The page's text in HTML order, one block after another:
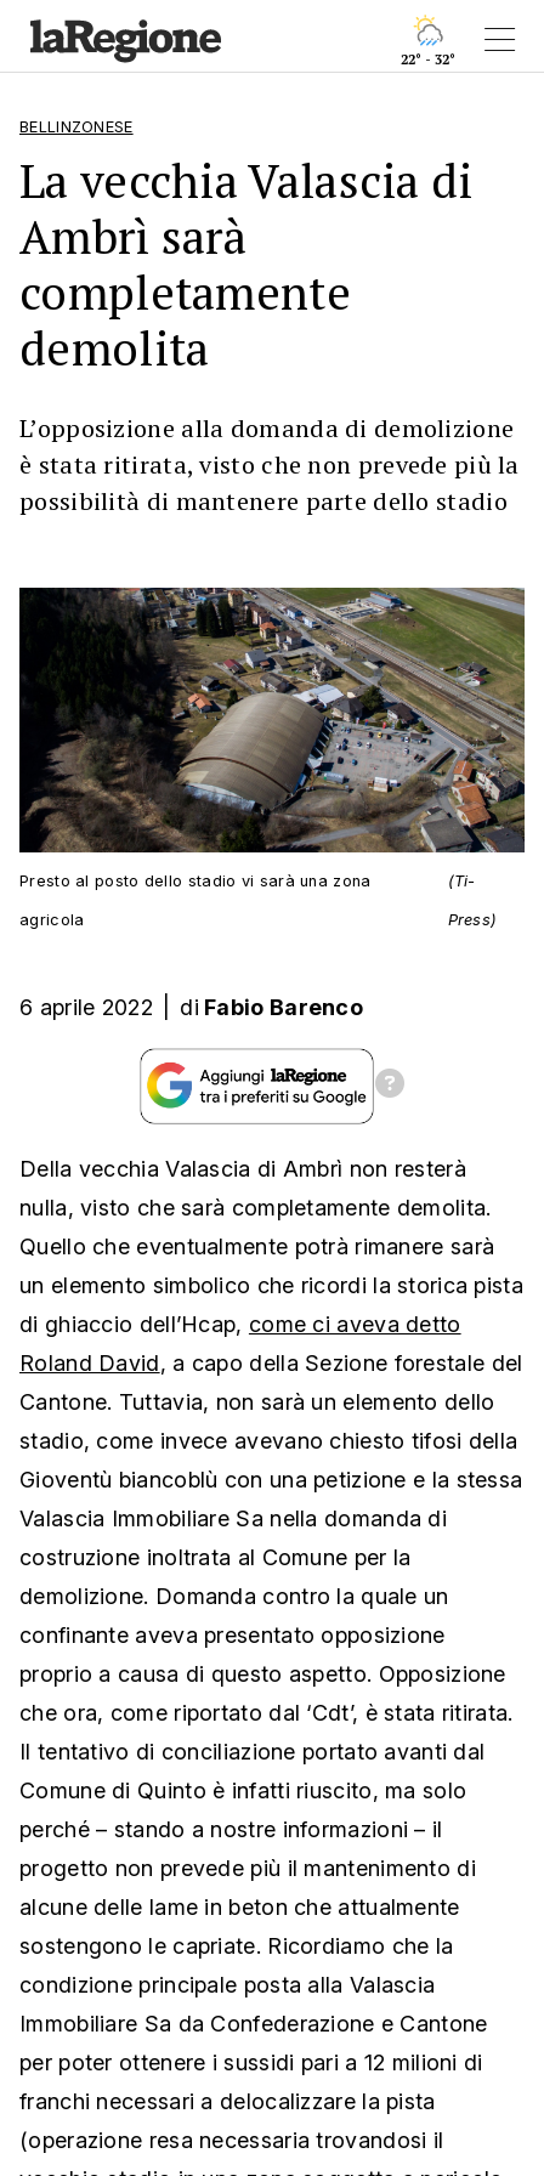
22° - 32°
BELLINZONESE
La vecchia Valascia di
Ambrì sarà
completamente
demolita
L’opposizione alla domanda di demolizione
è stata ritirata, visto che non prevede più la
possibilità di mantenere parte dello stadio
Presto al posto dello stadio vi sarà una zona
agricola
(Ti-
Press)
6 aprile 2022 di Fabio Barenco
Della vecchia Valascia di Ambrì non resterà
nulla, visto che sarà completamente demolita.
Quello che eventualmente potrà rimanere sarà
un elemento simbolico che ricordi la storica pista
di ghiaccio dell’Hcap, come ci aveva detto
Roland David, a capo della Sezione forestale del
Cantone. Tuttavia, non sarà un elemento dello
stadio, come invece avevano chiesto tifosi della
Gioventù biancoblù con una petizione e la stessa
Valascia Immobiliare Sa nella domanda di
costruzione inoltrata al Comune per la
demolizione. Domanda contro la quale un
confinante aveva presentato opposizione
proprio a causa di questo aspetto. Opposizione
che ora, come riportato dal ‘Cdt’, è stata ritirata.
Il tentativo di conciliazione portato avanti dal
Comune di Quinto è infatti riuscito, ma solo
perché – stando a nostre informazioni – il
progetto non prevede più il mantenimento di
alcune delle lame in beton che attualmente
sostengono le capriate. Ricordiamo che la
condizione principale posta alla Valascia
Immobiliare Sa da Confederazione e Cantone
per poter ottenere i sussidi pari a 12 milioni di
franchi necessari a delocalizzare la pista
(operazione resa necessaria trovandosi il